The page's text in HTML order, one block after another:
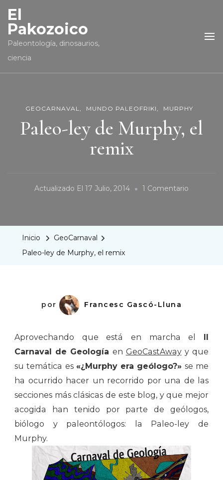
El
Pakozoico
Paleontología, dinosaurios,
ciencia
GEOCARNAVAL MUNDO PALEOFRIKI MURPHY
Paleo-ley de Murphy, el
remix
Actualizado El 17 Julio, 2014 1 Comentario
Inicio
GeoCarnaval
Paleo-ley de Murphy, el remix
por Francesc Gascó-Lluna
Aprovechando que está en marcha el II
Carnaval de Geología en GeoCastAwayy que
su temática es «¿Murphy era geólogo?» se me
ha ocurrido hacer un recorrido por una de las
secciones más clásicas de este blog, y que mejor
acogida han tenido por parte de geólogos,
biólogo y paleontólogos: la Paleo-ley de
Murphy.